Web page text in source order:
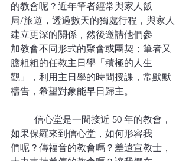
的教會呢？近年筆者經常與家人飯
局/旅遊，透過數天的獨處行程，與家人
建立更深的關係，然後邀請他們參
加教會不同形式的聚會或團契；筆者又
膽粗粗的任教主日學「積極的人生
觀」，利用主日學的時間授課，常默默
禱告，希望對象能早日歸主。
如果保羅來到信心堂，如何形容我
們呢？傳福音的教會嗎？差遣宣教士，